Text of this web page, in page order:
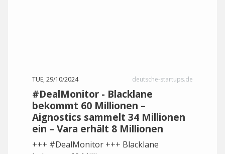
TUE, 29/10/2024 deutsche-startups.de
#DealMonitor - Blacklane
bekommt 60 Millionen –
Aignostics sammelt 34 Millionen
ein – Vara erhält 8 Millionen
+++ #DealMonitor +++ Blacklane